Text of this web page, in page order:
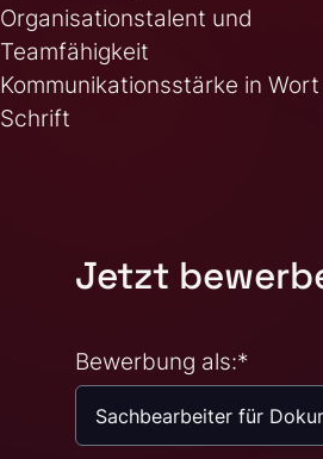
Organisationstalent und
Teamfähigkeit
Kommunikationsstärke in
Schrift
Jetzt
Bewerbung als:*